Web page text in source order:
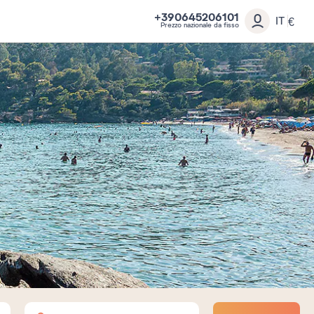
+390645206101
Prezzo nazionale da fisso IT €